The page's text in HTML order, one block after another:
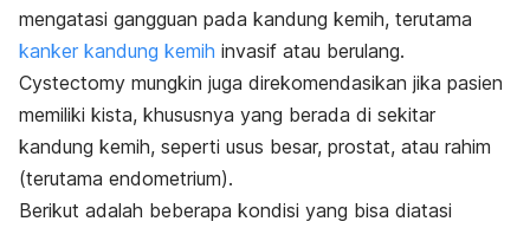
mengatasi gangguan pada kandung kemih, terutama
kanker kandung kemih invasif atau berulang.
Cystectomy mungkin juga direkomendasikan jika pasien
memiliki kista, khususnya yang berada di sekitar
kandung kemih, seperti usus besar, prostat, atau rahim
(terutama endometrium).
Berikut adalah beberapa kondisi yang bisa diatasi